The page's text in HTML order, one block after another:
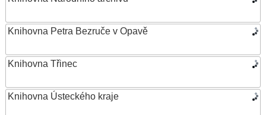
Knihovna Petra Bezruče v Opavě
Knihovna Třinec
Knihovna Ústeckého kraje